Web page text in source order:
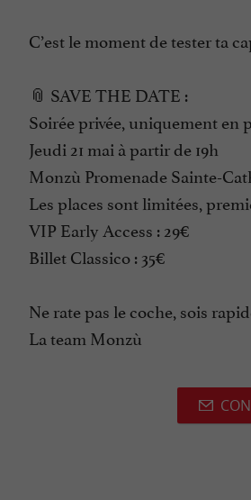
C’est le moment de tester ta
📎 SAVE THE DATE :
Soirée privée, uniquement en
Jeudi 21 mai à partir de 19h
Monzù Promenade Sainte-
Les places sont limitées,
VIP Early Access : 29€
Billet Classico : 35€
Ne rate pas le coche, sois
La team Monzù